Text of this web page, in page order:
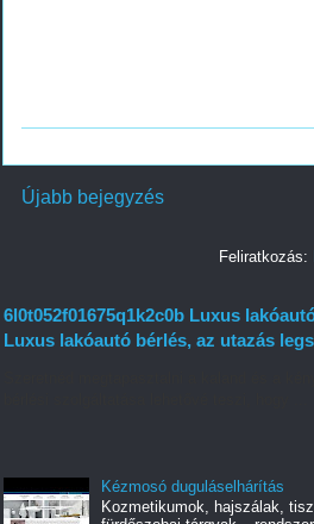
Újabb bejegyzés
Feliratkozás:
6l0t052f01675q1k2c0b Luxus
Luxus lakóautó bérlés, az utazás
Kézmosó duguláselhárítás
Kozmetikumok, hajszálak,